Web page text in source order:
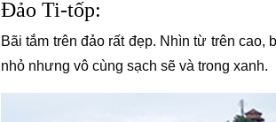
Đảo Ti-tốp:
Bãi tắm trên đảo rất đẹp. Nhìn từ trên cao,
nhỏ nhưng vô cùng sạch sẽ và trong xanh.